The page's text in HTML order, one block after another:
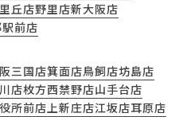
丘店野里店新大阪店
前店
三国店箕面店鳥飼店坊島店
店枚方西禁野店山手台店
所前店上新庄店江坂店耳原店